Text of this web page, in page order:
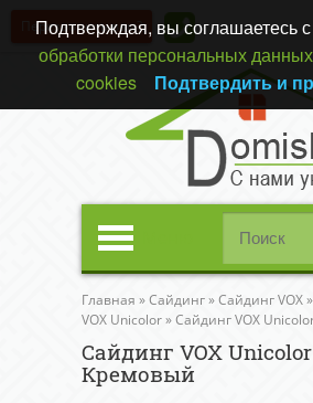
Перезвонить вам?
Главная »Сайдинг»Сайдинг VOX»
VOX Unicolor»Сайдинг VOX
Сайдинг VOX Unicolor
Кремовый
Подтверждая, вы соглашаетесь
обработки персональных
cookies
Подтвердить и